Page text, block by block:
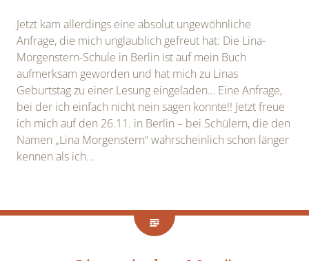
Jetzt kam allerdings eine absolut ungewöhnliche
Anfrage, die mich unglaublich gefreut hat: Die Lina-
Morgenstern-Schule in Berlin ist auf mein Buch
aufmerksam geworden und hat mich zu Linas
Geburtstag zu einer Lesung eingeladen… Eine Anfrage,
bei der ich einfach nicht nein sagen konnte!! Jetzt freue
ich mich auf den 26.11. in Berlin – bei Schülern, die den
Namen „Lina Morgenstern“ wahrscheinlich schon länger
kennen als ich…